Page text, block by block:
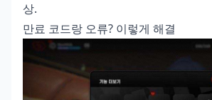
상.
만료 코드랑 오류? 이렇게 해결